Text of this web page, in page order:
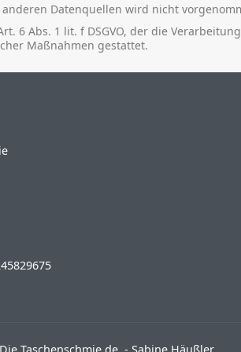
Datenquellen wird nicht
6 Abs. 1 lit. f DSGVO, der die
Maßnahmen gestattet.